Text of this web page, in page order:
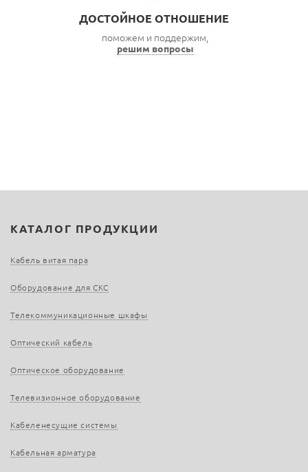
ДОСТОЙНОЕ ОТНОШЕНИЕ
поможем и поддержим,
решим вопросы
КАТАЛОГ ПРОДУКЦИИ
Кабель витая пара
Оборудование для СКС
Телекоммуникационные шкафы
Оптический кабель
Оптическое оборудование
Телевизионное оборудование
Кабеленесущие системы
Кабельная арматура